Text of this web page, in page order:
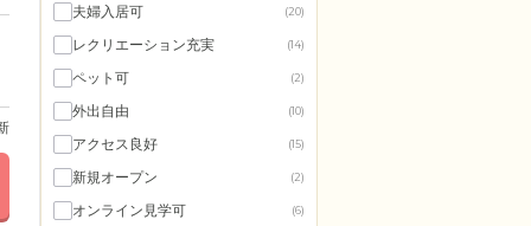
夫婦入居可 (20)
レクリエーション充実 (14)
ペット可 (2)
外出自由 (10)
アクセス良好 (15)
新規オープン (2)
オンライン見学可 (6)